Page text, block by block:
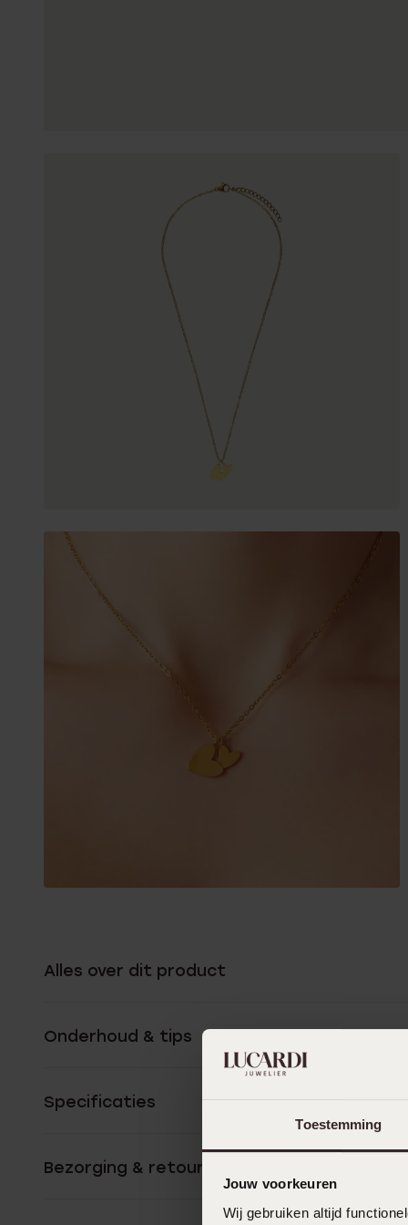
Toestemming
Jouw voorkeuren
Wij gebruiken altijd
Alles over dit product
Onderhoud & tips
Specificaties
Bezorging & retourneren